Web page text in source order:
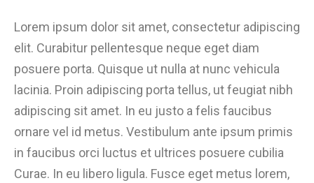
Lorem ipsum dolor sit amet, consectetur adipiscing
elit. Curabitur pellentesque neque eget diam
posuere porta. Quisque ut nulla at nunc vehicula
lacinia. Proin adipiscing porta tellus, ut feugiat nibh
adipiscing sit amet. In eu justo a felis faucibus
ornare vel id metus. Vestibulum ante ipsum primis
in faucibus orci luctus et ultrices posuere cubilia
Curae. In eu libero ligula. Fusce eget metus lorem,